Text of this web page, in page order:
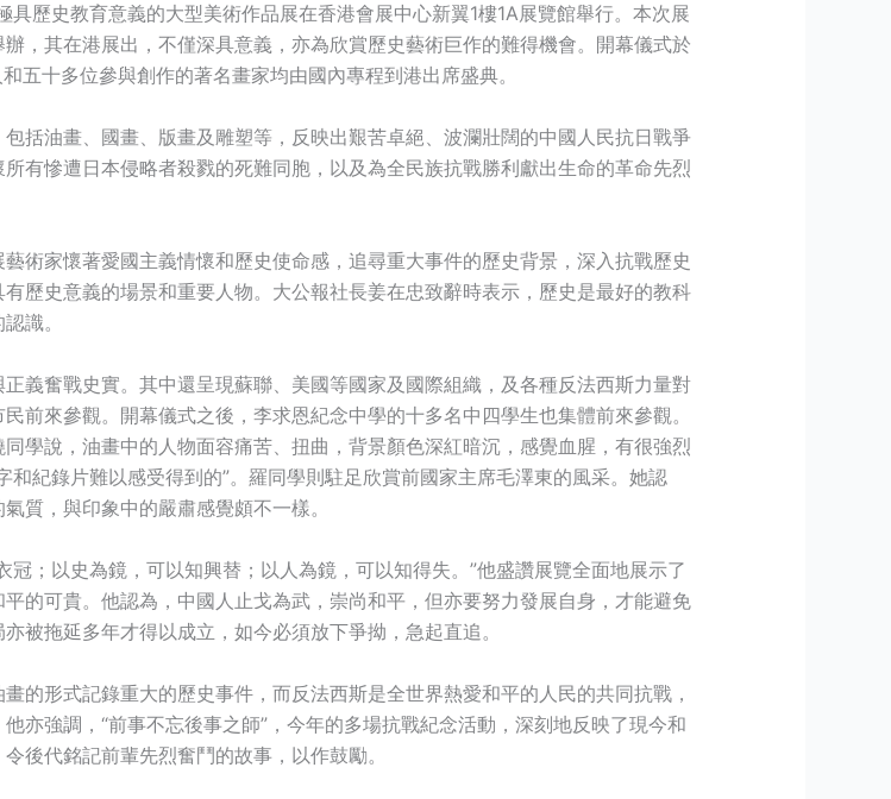
歷史教育意義的大型美術作品展在香港會展中心新翼1樓1A展覽館舉行。本次展
，其在港展出，不僅深具意義，亦為欣賞歷史藝術巨作的難得機會。開幕儀式於
五十多位參與創作的著名畫家均由國內專程到港出席盛典。
括油畫、國畫、版畫及雕塑等，反映出艱苦卓絕、波瀾壯闊的中國人民抗日戰爭
有慘遭日本侵略者殺戮的死難同胞，以及為全民族抗戰勝利獻出生命的革命先烈
術家懷著愛國主義情懷和歷史使命感，追尋重大事件的歷史背景，深入抗戰歷史
歷史意義的場景和重要人物。大公報社長姜在忠致辭時表示，歷史是最好的教科
識。
義奮戰史實。其中還呈現蘇聯、美國等國家及國際組織，及各種反法西斯力量對
前來參觀。開幕儀式之後，李求恩紀念中學的十多名中四學生也集體前來參觀。
學說，油畫中的人物面容痛苦、扭曲，背景顏色深紅暗沉，感覺血腥，有很強烈
紀錄片難以感受得到的”。羅同學則駐足欣賞前國家主席毛澤東的風采。她認
質，與印象中的嚴肅感覺頗不一樣。
；以史為鏡，可以知興替；以人為鏡，可以知得失。”他盛讚展覽全面地展示了
的可貴。他認為，中國人止戈為武，崇尚和平，但亦要努力發展自身，才能避免
被拖延多年才得以成立，如今必須放下爭拗，急起直追。
的形式記錄重大的歷史事件，而反法西斯是全世界熱愛和平的人民的共同抗戰，
亦強調，“前事不忘後事之師”，今年的多場抗戰紀念活動，深刻地反映了現今和
後代銘記前輩先烈奮鬥的故事，以作鼓勵。